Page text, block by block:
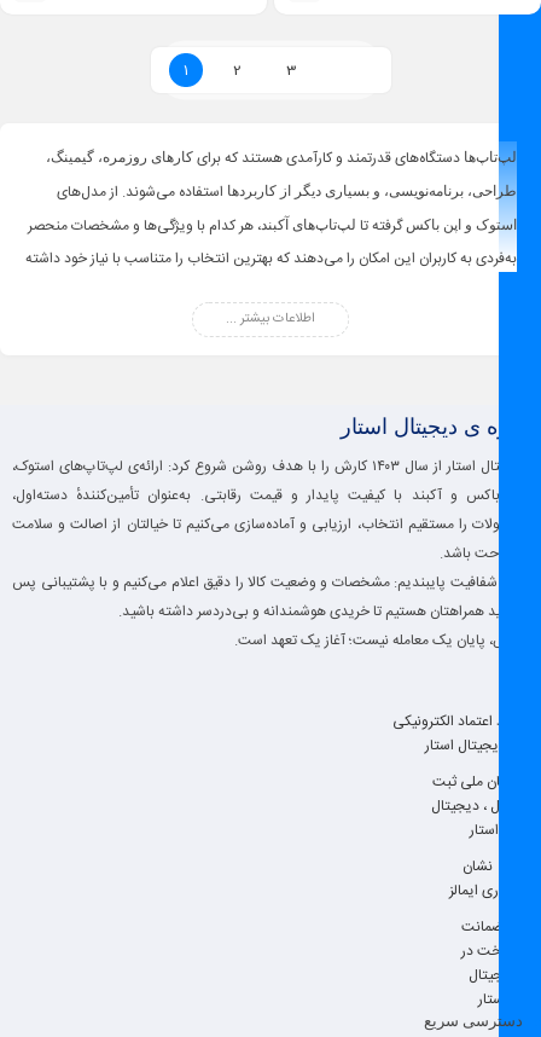
1 2 3
لپ‌تاپ‌ها دستگاه‌های قدرتمند و کارآمدی هستند که برای کارهای روزمره، گیمینگ،
طراحی، برنامه‌نویسی، و بسیاری دیگر از کاربردها استفاده می‌شوند. از مدل‌های
استوک و اپن باکسگرفته تا لپ‌تاپ‌های آکبند، هر کدام با ویژگی‌ها و مشخصات منحصر
به‌فردی به کاربران این امکان را می‌دهند که بهترین انتخاب را متناسب با نیاز خود داشته
کسب‌وکار، تحصیل، یا سرگرمی خود را پیدا کنید. در فروشگاه ما، با
اطلاعات بیشتر ...
درباره ی دیجیتال استار
دیجیتال استار از سال ۱۴۰۳ کارش را با هدف روشن شروع کرد: ارائه‌ی لپ‌تاپ‌های استوک،
اوپن‌باکس و آکبند با کیفیت پایدار و قیمت رقابتی. به‌عنوان تأمین‌کنندهٔ دسته‌اول،
محصولات را مستقیم انتخاب، ارزیابی و آماده‌سازی می‌کنیم تا خیالتان از اصالت و سلامت
کالا راحت باشد.
ما به شفافیت پایبندیم: مشخصات و وضعیت کالا را دقیق اعلام می‌کنیم و با پشتیبانی پس
از خرید همراهتان هستیم تا خریدی هوشمندانه و بی‌دردسر داشته باشید.
فروش، پایان یک معامله نیست؛ آغاز یک تعهد است.
دسترسی سریع